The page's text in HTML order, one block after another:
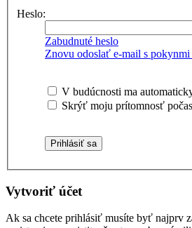
Heslo:
Zabudnuté heslo
Znovu odoslať e-mail s
V budúcnosti ma
Skrýť moju prítomnosť
Vytvoriť účet
Ak sa chcete prihlásiť musíte byť najprv